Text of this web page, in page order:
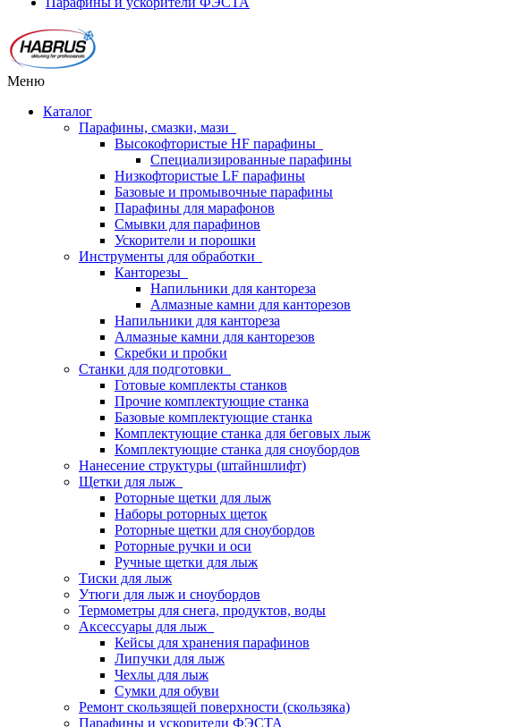
Меню
Каталог
Парафины, смазки, мази
Высокофтористые HF парафины
Специализированные парафины
Низкофтористые LF парафины
Базовые и промывочные парафины
Парафины для марафонов
Смывки для парафинов
Ускорители и порошки
Инструменты для обработки
Канторезы
Напильники для кантореза
Алмазные камни для канторезов
Напильники для кантореза
Алмазные камни для канторезов
Скребки и пробки
Станки для подготовки
Готовые комплекты станков
Прочие комплектующие станка
Базовые комплектующие станка
Комплектующие станка для беговых лыж
Комплектующие станка для сноубордов
Нанесение структуры (штайншлифт)
Щетки для лыж
Роторные щетки для лыж
Наборы роторных щеток
Роторные щетки для сноубордов
Роторные ручки и оси
Ручные щетки для лыж
Тиски для лыж
Утюги для лыж и сноубордов
Термометры для снега, продуктов, воды
Аксессуары для лыж
Кейсы для хранения парафинов
Липучки для лыж
Чехлы для лыж
Сумки для обуви
Ремонт скользящей поверхности (скользяка)
Парафины и ускорители ФЭСТА